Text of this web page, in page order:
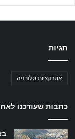
תגיות
אטרקציות סלובניה
כתבות שעודכנו